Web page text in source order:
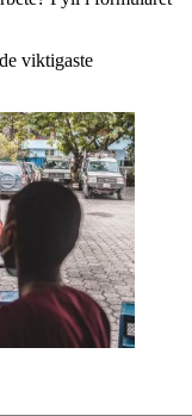
viktigaste